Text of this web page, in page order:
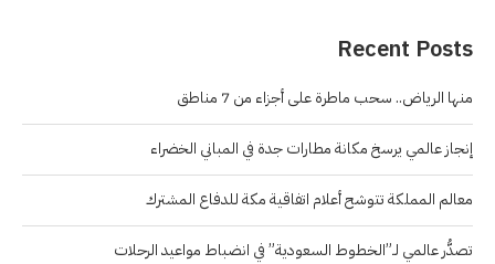
Recent Posts
منها الرياض.. سحب ماطرة على أجزاء من 7 مناطق
إنجاز عالمي يرسخ مكانة مطارات جدة في المباني الخضراء
معالم المملكة تتوشح أعلام اتفاقية مكة للدفاع المشترك
تصدُّر عالمي لـ”الخطوط السعودية” في انضباط مواعيد الرحلات